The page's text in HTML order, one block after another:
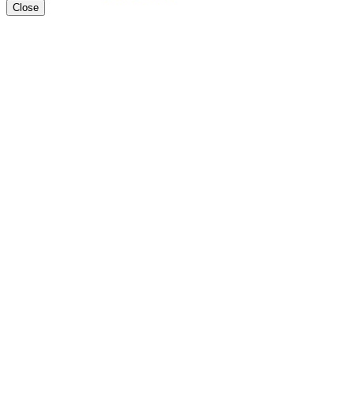
Close